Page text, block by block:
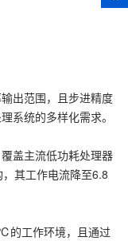
出范围，且步进精度
系统的多样化需求。
盖主流低功耗处理器
其工作电流降至6.8
工作环境，且通过